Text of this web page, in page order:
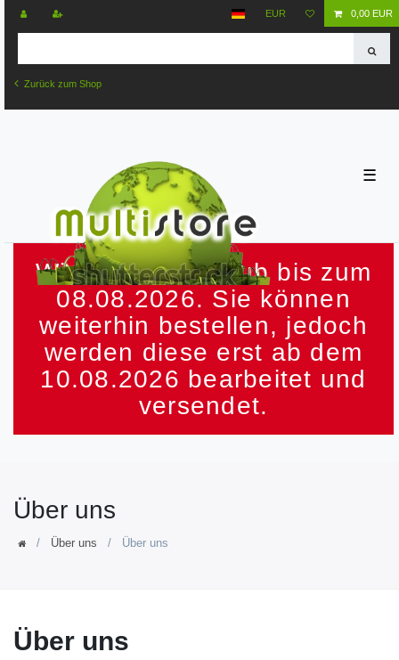
Zurück zum Shop
EUR 0,00 EUR
☰
Wir machen Urlaub bis zum
08.08.2026. Sie können
weiterhin bestellen, jedoch
werden diese erst ab dem
10.08.2026 bearbeitet und
versendet.
Über uns
Über uns Über uns
Über uns